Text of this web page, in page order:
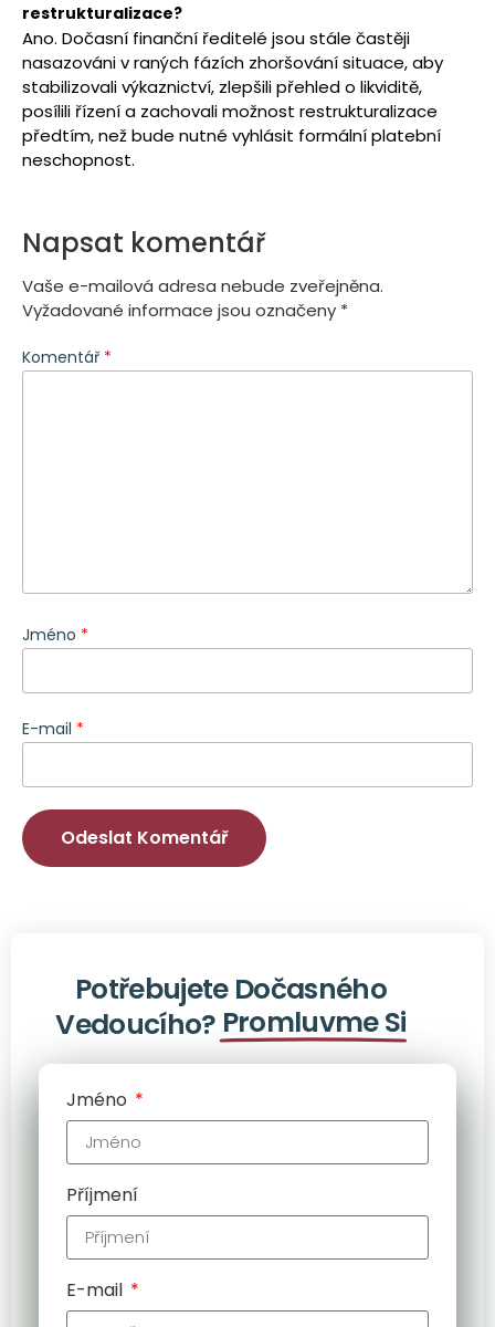
restrukturalizace?
Ano. Dočasní finanční ředitelé jsou stále častěji
nasazováni v raných fázích zhoršování situace, aby
stabilizovali výkaznictví, zlepšili přehled o likviditě,
posílili řízení a zachovali možnost restrukturalizace
předtím, než bude nutné vyhlásit formální platební
neschopnost.
Napsat komentář
Vaše e-mailová adresa nebude zveřejněna.
Vyžadované informace jsou označeny *
Komentář *
Jméno *
E-mail *
Potřebujete Dočasného
Vedoucího? Promluvme Si
Jméno
Příjmení
E-mail